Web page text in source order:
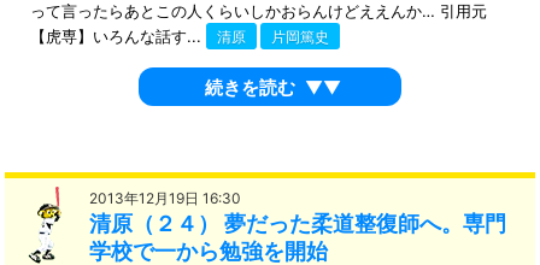
って言ったらあとこの人くらいしかおらんけどええんか… 引用元
【虎専】いろんな話す...
清原 片岡篤史
続きを読む ▼▼
2013年12月19日 16:30
清原（２４） 夢だった柔道整復師へ。専門
学校で一から勉強を開始